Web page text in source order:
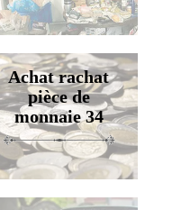
Achat rachat
pièce de
monnaie 34